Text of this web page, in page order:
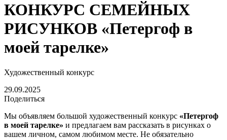
КОНКУРС СЕМЕЙНЫХ
РИСУНКОВ «Петергоф в
моей тарелке»
Художественный конкурс
29.09.2025
Поделиться
Мы объявляем большой художественный конкурс «Петергоф
в моей тарелке» и предлагаем вам рассказать в рисунках о
вашем личном, самом любимом месте. Не обязательно